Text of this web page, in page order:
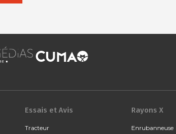
Essais et Avis
Tracteur
Rayons X
Enrubanneuse